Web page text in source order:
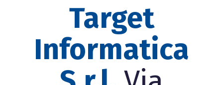
Target
Informatica